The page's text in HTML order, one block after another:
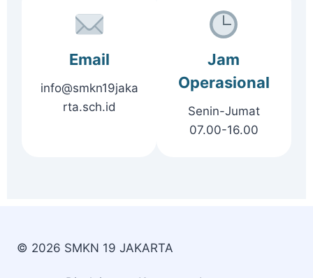
Email
info@smkn19jaka
rta.sch.id
Jam
Operasional
Senin-Jumat
07.00-16.00
© 2026 SMKN 19 JAKARTA